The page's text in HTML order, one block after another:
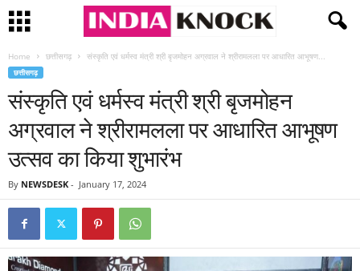
Home छत्तीसगढ़ संस्कृति एवं धर्मस्व मंत्री श्री बृजमोहन अग्रवाल ने श्रीरामलला पर आधारित आभूषण...
छत्तीसगढ़
संस्कृति एवं धर्मस्व मंत्री श्री बृजमोहन
अग्रवाल ने श्रीरामलला पर आधारित आभूषण
उत्सव का किया शुभारंभ
By NEWSDESK - January 17, 2024